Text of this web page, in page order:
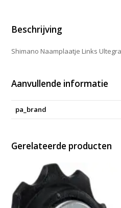
Beschrijving
Shimano Naamplaatje Links
Aanvullende informatie
pa_brand
Gerelateerde producten